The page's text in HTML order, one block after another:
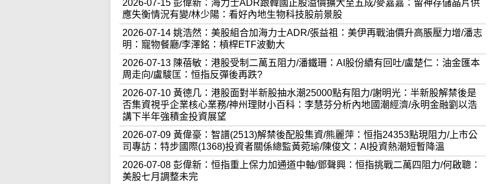
2026-07-15 彭偉新：海力士ADR跟韓國正股溢價擴大至五成/麥嘉嘉：留神存儲晶片供
應失衡情況有變/林少陽：看好內地生物科技股前景股
2026-07-14 姚浩然：美股組合加海力士ADR/張益祖：美伊再戰油價升高脹壓力增/潘志
明：寵物餐廳/李澤銘：槓桿ETF波動大
2026-07-13 陳蓓敏：港股受制二萬五阻力/潘鐵珊：AI股份續有回吐/盧楚仁：油金匯本
周走向/盧駿匡：恒指反彈後再跌?
2026-07-10 黃德几：港股面對半新股抽水潮25000點有阻力/謝明光：半新股解禁後是
否集資視乎企業核心業務/神州理財小百科：李慧芬分析內地國潮經濟/永明金融劉以浩
講下半年強積金投資展望
2026-07-09 黃偉豪：智譜(2513)解禁後配股集資/熊麗萍：恒指24353點現阻力/上市公
司專訪：特步國際(1368)投資者關係總監黃菀瑜/陳俊文：AI投資熱潮短暫降溫
2026-07-08 彭偉新：恒指重上保力加通道中軸/鄧聲興：恒指挑戰二萬四阻力/何啟聰：
美股七月調整未完